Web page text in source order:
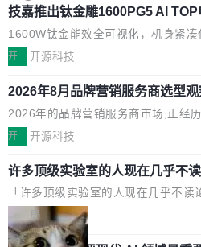
问得好。 因为我自己也是从用户变成
现有产品的天花板 我用过不少 AI 浏
刚开始觉得都挺好——选中一段文字
要。但用久了你会发现，它们本质上
东西：一个带网页上下文的聊天框。
页面的文本，然后把文本丢给大模型
段回答。仅此而已。 这当然有用，但
意思。比如我在一个后台管理系统里
个表单字段，每个字段还有联动逻辑
想...
技嘉推出钛金雕1600PG5 AI TOP
源：为发烧级主机与本地AI算力
舰供电方案
1600W钛金能效全可视化，机身紧凑
继2026台北电脑展首度亮相后，技嘉
电源专为发烧级DIY主机与本地AI算力
造，整机长度仅16厘米，提供1600W
与80PLUS钛金能效；支持ATX 3.1与
规范，结合服务器级元件、完善供电
实时LCD监控屏，可充分满足当下高
的严苛使用需求。 澎湃功率，紧凑机
600PG5 AI TOP具备强悍输出功率，
机身尺寸大幅精简。整机长度仅16厘
开 开源科技
2026年8月品牌营销服务商选型观
从流量思维到品牌资产思维的范
2026年的品牌营销服务商市场,正经历
的价值重构。全球全案品牌代理机构
复合增长率达5.44%,预计2032年将突
元。数字广告与公共关系相关服务市
25年的8463亿美元扩张至2026年的
元。数字的背后是一个清晰的事实
开 开源科技
许多顶级实验室的人现在几乎不
了
「许多顶级实验室的人现在几乎不读
且他们认为 ICLR/ICML/NeurIPS 充
度宣传和欺诈。」 OpenAI 研究员
局